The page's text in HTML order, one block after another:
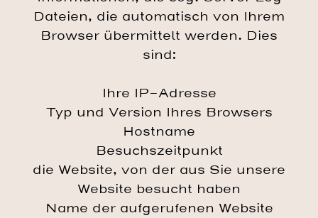
Dateien, die automatisch von Ihrem
Browser übermittelt werden. Dies
sind:
Ihre IP-Adresse
Typ und Version Ihres Browsers
Hostname
Besuchszeitpunkt
die Website, von der aus Sie unsere
Website besucht haben
Name der aufgerufenen Website